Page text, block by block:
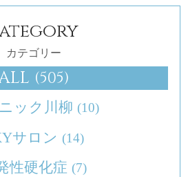
カテゴリー
(505)
ック川柳 (10)
サロン (14)
性硬化症 (7)